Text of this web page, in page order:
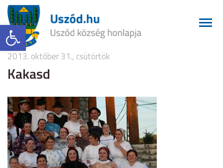
Eszköztár megnyitása
2013. október 31., csütörtök
Kakasd